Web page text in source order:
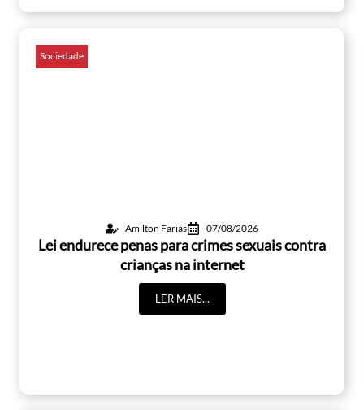
Sociedade
Amilton Farias 07/08/2026
Lei endurece penas para crimes sexuais contra
crianças na internet
LER MAIS...